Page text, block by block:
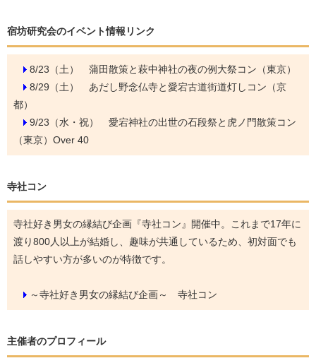
宿坊研究会のイベント情報リンク
8/23（土） 蒲田散策と萩中神社の夜の例大祭コン（東京）
8/29（土） あだし野念仏寺と愛宕古道街道灯しコン（京
都）
9/23（水・祝） 愛宕神社の出世の石段祭と虎ノ門散策コン
（東京）Over 40
寺社コン
寺社好き男女の縁結び企画『寺社コン』開催中。これまで17年に
渡り800人以上が結婚し、趣味が共通しているため、初対面でも
話しやすい方が多いのが特徴です。
～寺社好き男女の縁結び企画～ 寺社コン
主催者のプロフィール